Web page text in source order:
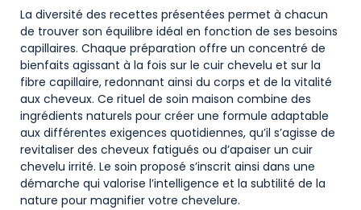
La diversité des recettes présentées permet à chacun
de trouver son équilibre idéal en fonction de ses besoins
capillaires. Chaque préparation offre un concentré de
bienfaits agissant à la fois sur le cuir chevelu et sur la
fibre capillaire, redonnant ainsi du corps et de la vitalité
aux cheveux. Ce rituel de soin maison combine des
ingrédients naturels pour créer une formule adaptable
aux différentes exigences quotidiennes, qu’il s’agisse de
revitaliser des cheveux fatigués ou d’apaiser un cuir
chevelu irrité. Le soin proposé s’inscrit ainsi dans une
démarche qui valorise l’intelligence et la subtilité de la
nature pour magnifier votre chevelure.